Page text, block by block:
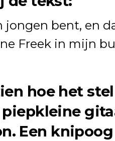
jongen bent, en
Freek in mijn
hoe het
Een